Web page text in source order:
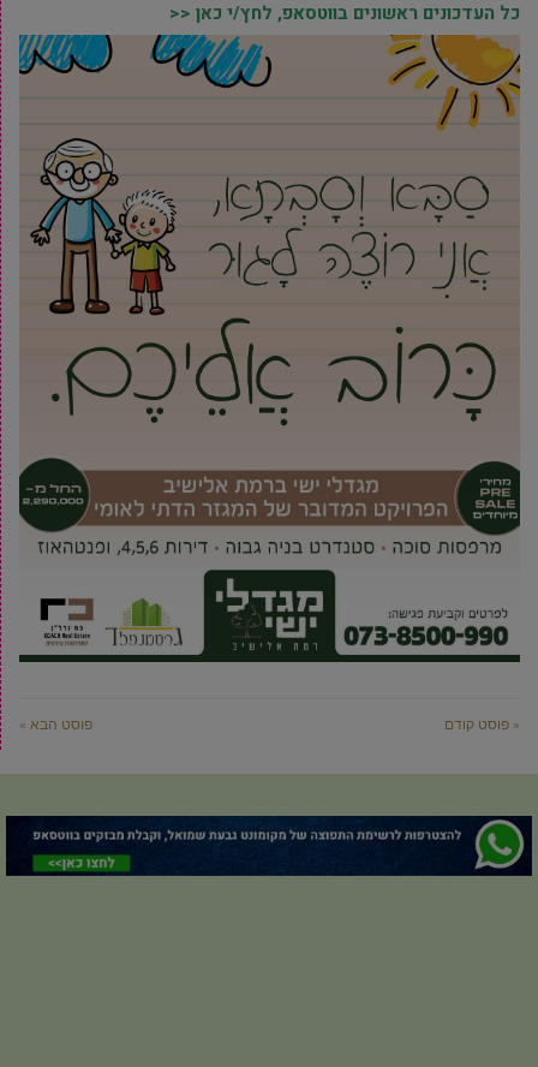
כל העדכונים ראשונים בווטסאפ, לחץ/י כאן <<
« פוסט קודם פוסט הבא »